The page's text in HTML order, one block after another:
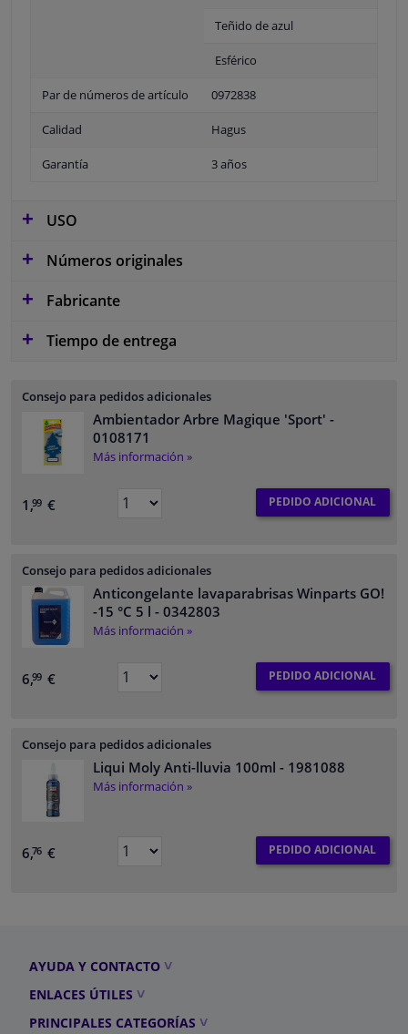
Teñido de azul
Esférico
Par de números de artículo 0972838
Calidad Hagus
Garantía 3 años
USO
Números originales
Fabricante
Tiempo de entrega
Consejo para pedidos adicionales
Ambientador Arbre Magique 'Sport' -
0108171
Más información »
1,99 € PEDIDO ADICIONAL
Consejo para pedidos adicionales
Anticongelante lavaparabrisas Winparts GO!
-15 °C 5 l - 0342803
Más información »
6,99 € PEDIDO ADICIONAL
Consejo para pedidos adicionales
Liqui Moly Anti-lluvia 100ml - 1981088
Más información »
6,76 € PEDIDO ADICIONAL
AYUDA Y CONTACTO
ENLACES ÚTILES
PRINCIPALES CATEGORÍAS